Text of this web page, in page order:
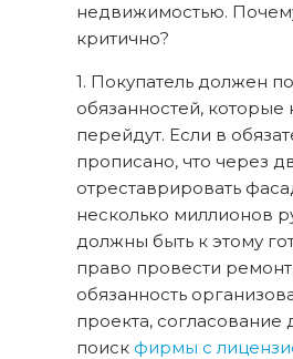
недвижимостью.
критично?
1. Покупатель должен
обязанностей, которые
перейдут. Если в
прописано, что через
отреставрировать
несколько миллионов
должны быть к этому
право провести
обязанность
проекта, согласование
поиск фирмы с